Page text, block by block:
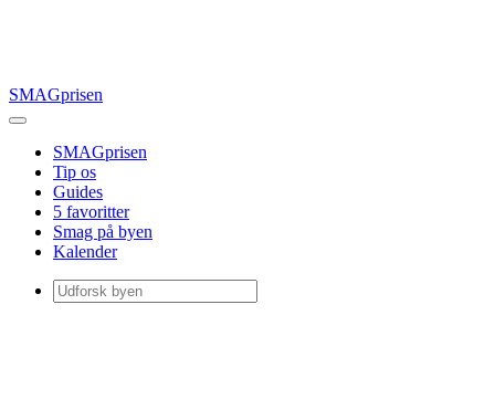
SMAGprisen
SMAGprisen
Tip os
Guides
5 favoritter
Smag på byen
Kalender